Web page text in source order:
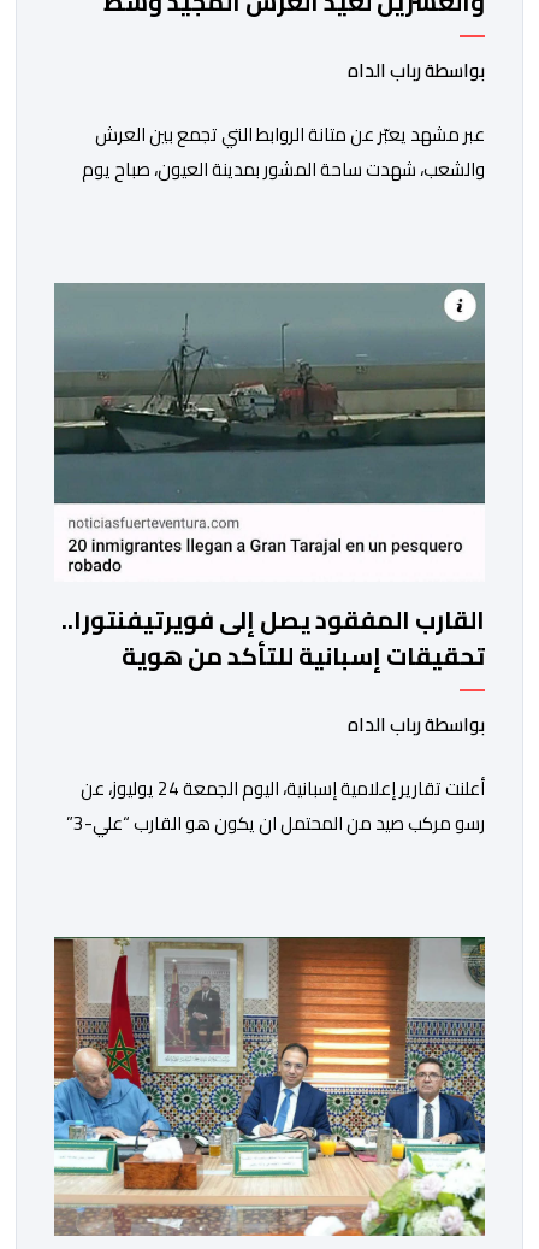
أجواء وطنية مهيبة
بواسطة رباب الداه
عبر مشهد يعبّر عن متانة الروابط التي تجمع بين العرش
والشعب، شهدت ساحة المشور بمدينة العيون، صباح يوم
محمد السادس نصره الله وأيده عرش أسلافه الميامين،
وذلك في أجواء وطنية مهيبة، جسدت مشاعر الوفاء
والإخلاص للعرش العلوي المجيد، والتمسك […]
القارب المفقود يصل إلى فويرتيفنتورا..
تحقيقات إسبانية للتأكد من هوية
المركب المختفي من العيون
بواسطة رباب الداه
أعلنت تقارير إعلامية إسبانية، اليوم الجمعة 24 يوليوز، عن
رسو مركب صيد من المحتمل ان يكون هو القارب “علي-3”
متنه ما يقارب 20 مهاجرا في وضعية غير قانونية.وحسب ما
أوردته وكالة “إيفي” الإسبانية للأنباء، نقلا عن […]